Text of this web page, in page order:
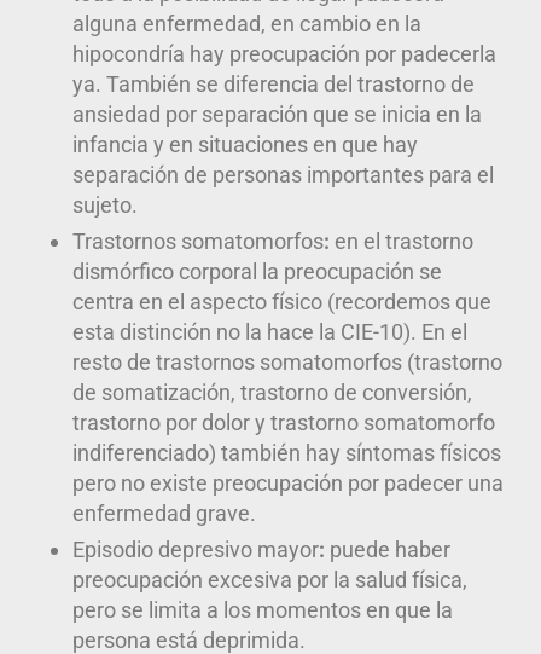
alguna enfermedad, en cambio en la
hipocondría hay preocupación por padecerla
ya. También se diferencia del trastorno de
ansiedad por separación que se inicia en la
infancia y en situaciones en que hay
separación de personas importantes para el
sujeto.
Trastornos somatomorfos: en el trastorno
dismórfico corporal la preocupación se
centra en el aspecto físico (recordemos que
esta distinción no la hace la CIE-10). En el
resto de trastornos somatomorfos (trastorno
de somatización, trastorno de conversión,
trastorno por dolor y trastorno somatomorfo
indiferenciado) también hay síntomas físicos
pero no existe preocupación por padecer una
enfermedad grave.
Episodio depresivo mayor: puede haber
preocupación excesiva por la salud física,
pero se limita a los momentos en que la
persona está deprimida.